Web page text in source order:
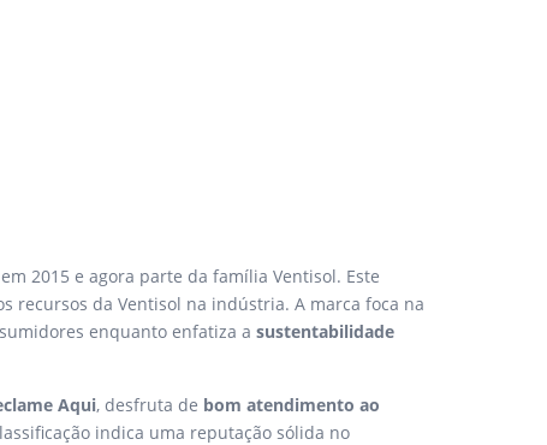
2015 e agora parte da família Ventisol. Este
recursos da Ventisol na indústria. A marca foca na
enquanto enfatiza a sustentabilidade
Aqui, desfruta de bom atendimento ao
indica uma reputação sólida no